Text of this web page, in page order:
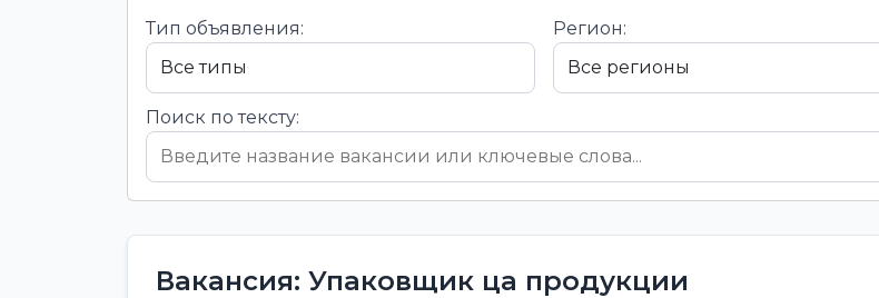
Тип объявления: Регион:
Поиск по тексту:
Вакансия: Упаковщик ца продукции